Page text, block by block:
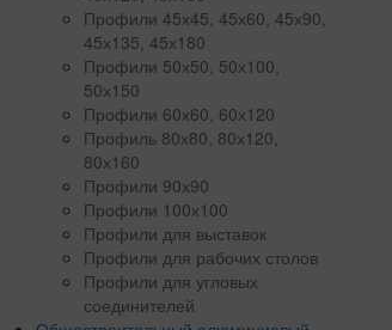
Профили 45х45, 45х60, 45х90,
45х135, 45х180
Профили 50х50, 50х100,
50х150
Профили 60х60, 60х120
Профиль 80х80, 80х120,
80х160
Профили 90х90
Профили 100х100
Профили для выставок
Профили для рабочих столов
Профили для угловых
соединителей